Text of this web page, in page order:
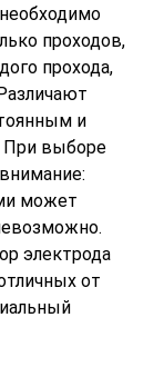
проходов,
прохода,
и
При выборе
может
электрода
от